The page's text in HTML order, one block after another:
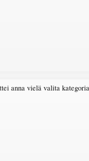
anna vielä valita